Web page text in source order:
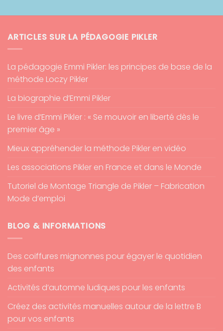
ARTICLES SUR LA PÉDAGOGIE PIKLER
La pédagogie Emmi Pikler: les principes de base de la
méthode Loczy Pikler
La biographie d’Emmi Pikler
Le livre d’Emmi Pikler : « Se mouvoir en liberté dès le
premier âge »
Mieux appréhender la méthode Pikler en vidéo
Les associations Pikler en France et dans le Monde
Tutoriel de Montage Triangle de Pikler – Fabrication
Mode d’emploi
BLOG & INFORMATIONS
Des coiffures mignonnes pour égayer le quotidien
des enfants
Activités d’automne ludiques pour les enfants
Créez des activités manuelles autour de la lettre B
pour vos enfants